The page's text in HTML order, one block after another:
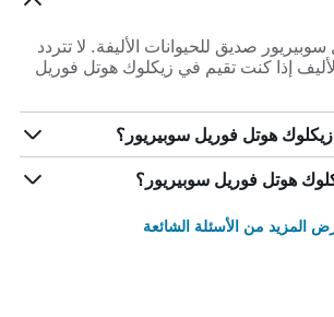
صديق للحيوانات الأليفة. لا تتردد
إذا كنت تقيم في زيكلوك هوتل فوريل
هوتل فوريل سوبيريور؟
هوتل فوريل سوبيريور؟
المزيد من الأسئلة الشائعة